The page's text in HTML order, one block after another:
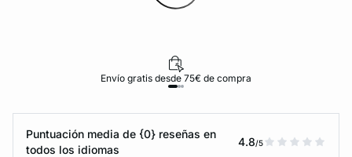
Envío gratis desde 75€ de compra
Puntuación media de {0} reseñas en
todos los idiomas
4.8/5